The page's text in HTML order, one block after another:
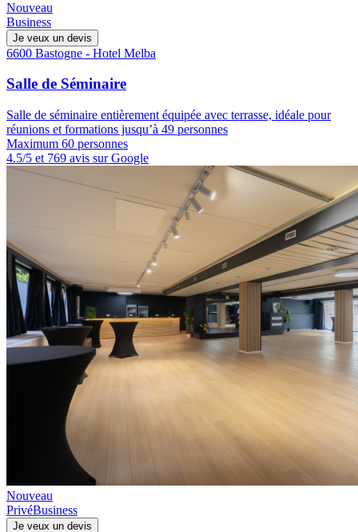
Nouveau
Business
Je veux un devis
6600 Bastogne - Hotel Melba
Salle de Séminaire
Salle de séminaire entièrement équipée avec terrasse, idéale pour
réunions et formations jusqu’à 49 personnes
Maximum 60 personnes
4.5/5 et 769 avis sur Google
Nouveau
PrivéBusiness
Je veux un devis